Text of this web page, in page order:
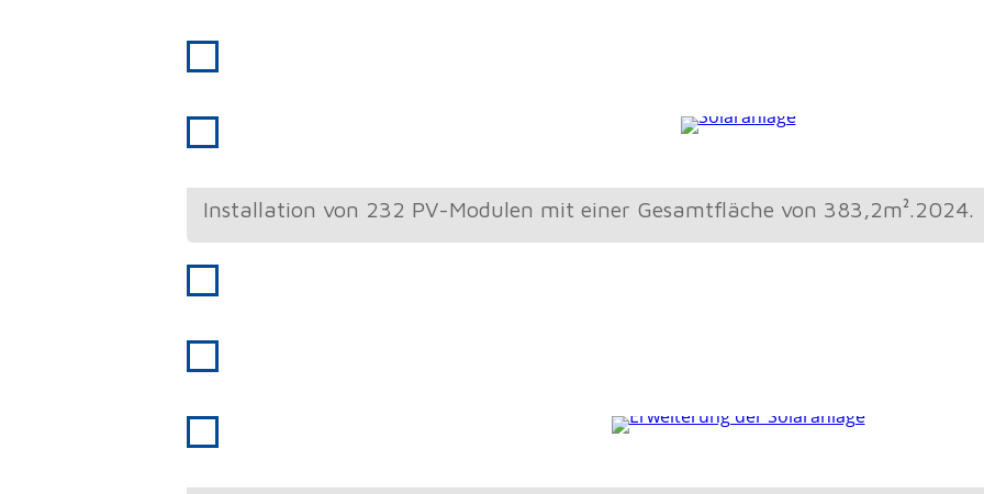
2014
10-jähriges Jubiläum Firma WIR
2017
Installation von 232 PV-Modulen mit einer Gesamtfläche von 383,2m².2024.
2023
60-jähriges Firmenjubiläum
2024
Anbau Scheddach als Lagerplatz und Parkplatz
2024